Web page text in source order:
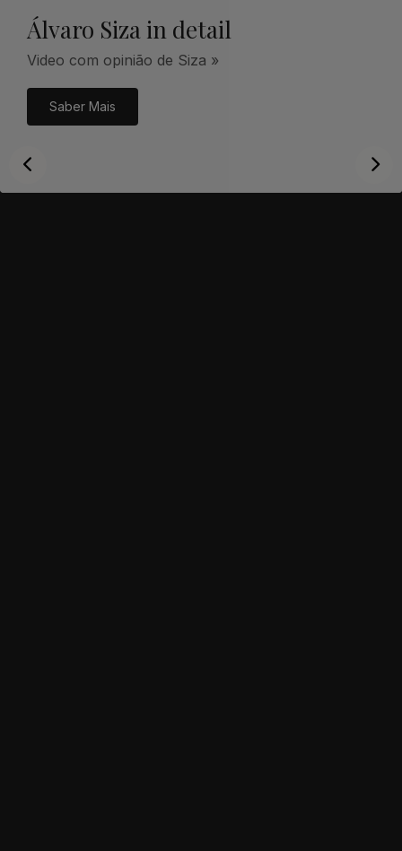
Álvaro Siza in detail
Video com opinião de Siza »
Saber Mais